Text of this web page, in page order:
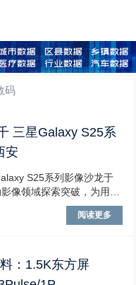
码
三星Galaxy S25系
安
S25系列影像沙龙于
像领域探索突破，为用户
阅读更多
：1.5K东方屏